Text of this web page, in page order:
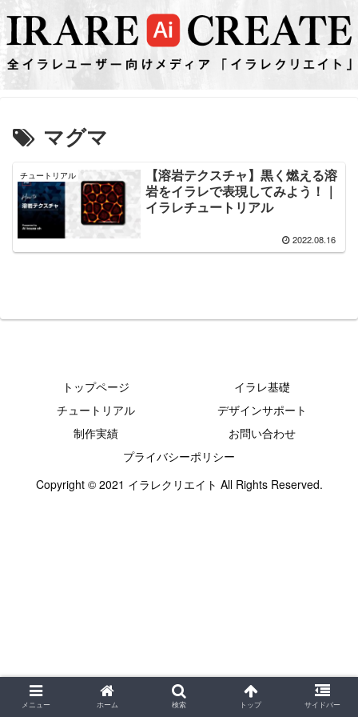
マグマ
チュートリアル
【溶岩テクスチャ】黒く燃える溶
岩をイラレで表現してみよう！｜
イラレチュートリアル
2022.08.16
トップページ
イラレ基礎
チュートリアル
デザインサポート
制作実績
お問い合わせ
プライバシーポリシー
Copyright © 2021 イラレクリエイト All Rights Reserved.
メニュー ホーム 検索 トップ サイドバー